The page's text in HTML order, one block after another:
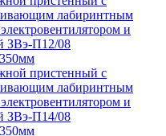
лабиринтным
и
ЗВэ-П12/08
пристенный с
лабиринтным
и
ЗВэ-П14/08